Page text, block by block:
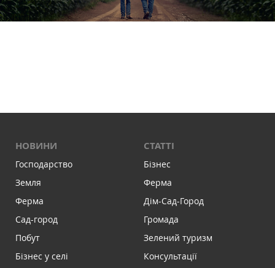
НОВИНИ
Господарство
Земля
Ферма
Сад-город
Побут
Бізнес у селі
СТАТТІ
Бізнес
Ферма
Дім-Сад-Город
Громада
Зелений туризм
Консультації